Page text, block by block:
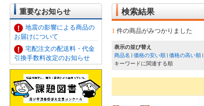
重要なお知らせ
地震の影響による商品の
お届けについて
宅配注文の配送料・代金
引換手数料改定のお知らせ
検索結果
1 件の商品がみつかりました
表示の並び替え
商品名
価格の安い順 価格の高い順
キーワードに関連する順